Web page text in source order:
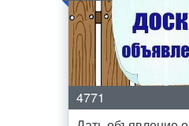
4771